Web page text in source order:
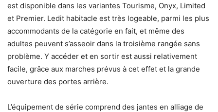
est disponible dans les variantes Tourisme, Onyx, Limited
et Premier. Ledit habitacle est très logeable, parmi les plus
accommodants de la catégorie en fait, et même des
adultes peuvent s’asseoir dans la troisième rangée sans
problème. Y accéder et en sortir est aussi relativement
facile, grâce aux marches prévus à cet effet et la grande
ouverture des portes arrière.
L’équipement de série comprend des jantes en alliage de